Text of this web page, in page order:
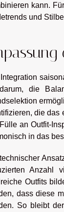
kann.
und
die
die das
an Outfit-
in das
Anzahl
Outfits
dass diese
So bleibt